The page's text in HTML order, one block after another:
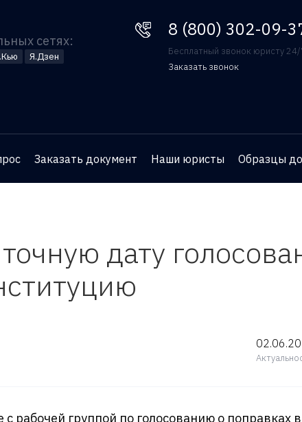
сетях:
Я.Дзен
8 (800) 302-09-
Бесплатный звонок юристу
Заказать звонок
и юрист перезвонит вам
консультации
Заказать документ Наши юристы Образцы
дату
рабочей группой по голосованию о поправках